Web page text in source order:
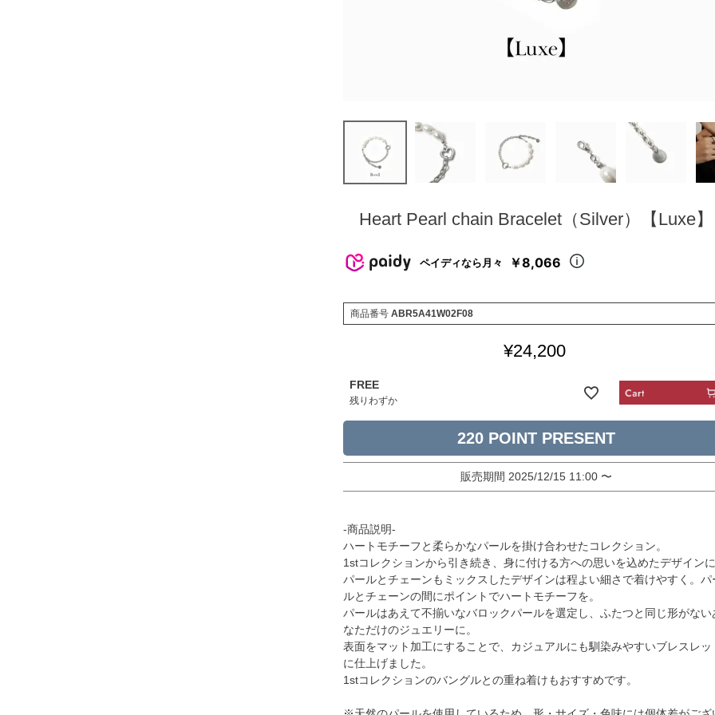
Heart Pearl chain Bracelet（Silver）【Luxe】
ペイディなら月々 ￥8,066
商品番号 ABR5A41W02F08
¥24,200
FREE
残りわずか
220
販売期間 2025/12/15 11:00 〜
-商品説明-
ハートモチーフと柔らかなパールを掛け合わせたコレクション。
1stコレクションから引き続き、身に付ける方への思いを込めたデザイン
パールとチェーンもミックスしたデザインは程よい細さで着けやすく。パ
ルとチェーンの間にポイントでハートモチーフを。
パールはあえて不揃いなバロックパールを選定し、ふたつと同じ形がない
なただけのジュエリーに。
表面をマット加工にすることで、カジュアルにも馴染みやすいブレスレッ
に仕上げました。
1stコレクションのバングルとの重ね着けもおすすめです。